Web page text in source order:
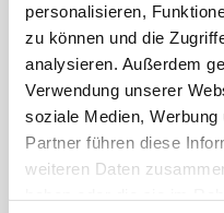
personalisieren,
zu können und die
analysieren. Außerdem
Verwendung unserer
soziale Medien,
Partner führen diese
weiteren Daten
Weitere
Kategorie: